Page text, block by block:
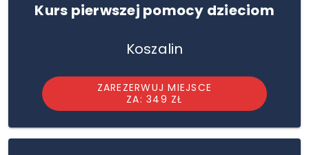
Kurs pierwszej pomocy dzieciom
Koszalin
ZAREZERWUJ MIEJSCE
ZA: 349 ZŁ